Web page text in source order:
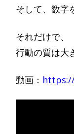
そして、数字
それだけで、
行動の質は大
動画：